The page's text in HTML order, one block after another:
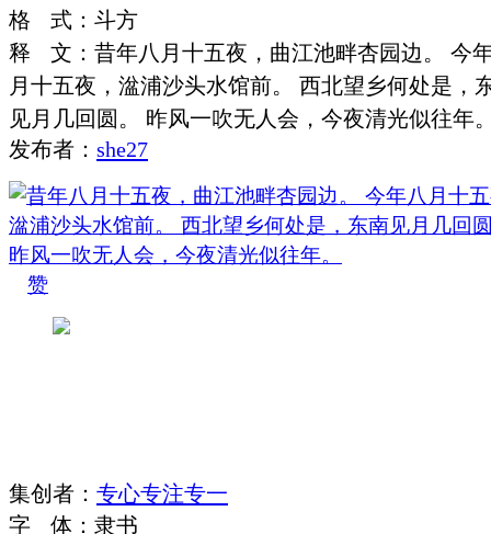
格
式 ： 斗方
释
文 ： 昔年八月十五夜，曲江池畔杏园边。 今
月十五夜，湓浦沙头水馆前。 西北望乡何处是，
见月几回圆。 昨风一吹无人会，今夜清光似往年
发布者： she27
赞
集创 者 ： 专心专注专一
字
体 ： 隶书